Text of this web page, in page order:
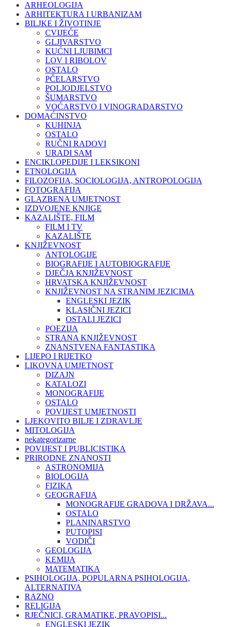
ARHEOLOGIJA
ARHITEKTURA I URBANIZAM
BILJKE I ŽIVOTINJE
CVIJEĆE
GLJIVARSTVO
KUĆNI LJUBIMCI
LOV I RIBOLOV
OSTALO
PČELARSTVO
POLJODJELSTVO
ŠUMARSTVO
VOĆARSTVO I VINOGRADARSTVO
DOMAĆINSTVO
KUHINJA
OSTALO
RUČNI RADOVI
URADI SAM
ENCIKLOPEDIJE I LEKSIKONI
ETNOLOGIJA
FILOZOFIJA, SOCIOLOGIJA, ANTROPOLOGIJA
FOTOGRAFIJA
GLAZBENA UMJETNOST
IZDVOJENE KNJIGE
KAZALIŠTE, FILM
FILM I TV
KAZALIŠTE
KNJIŽEVNOST
ANTOLOGIJE
BIOGRAFIJE I AUTOBIOGRAFIJE
DJEČJA KNJIŽEVNOST
HRVATSKA KNJIŽEVNOST
KNJIŽEVNOST NA STRANIM JEZICIMA
ENGLESKI JEZIK
KLASIČNI JEZICI
OSTALI JEZICI
POEZIJA
STRANA KNJIŽEVNOST
ZNANSTVENA FANTASTIKA
LIJEPO I RIJETKO
LIKOVNA UMJETNOST
DIZAJN
KATALOZI
MONOGRAFIJE
OSTALO
POVIJEST UMJETNOSTI
LJEKOVITO BILJE I ZDRAVLJE
MITOLOGIJA
nekategorizarne
POVIJEST I PUBLICISTIKA
PRIRODNE ZNANOSTI
ASTRONOMIJA
BIOLOGIJA
FIZIKA
GEOGRAFIJA
MONOGRAFIJE GRADOVA I DRŽAVA...
OSTALO
PLANINARSTVO
PUTOPISI
VODIČI
GEOLOGIJA
KEMIJA
MATEMATIKA
PSIHOLOGIJA, POPULARNA PSIHOLOGIJA,
ALTERNATIVA
RAZNO
RELIGIJA
RJEČNICI, GRAMATIKE, PRAVOPISI...
ENGLESKI JEZIK